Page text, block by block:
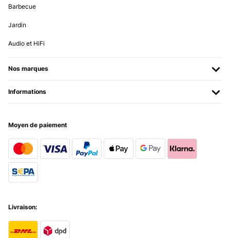
Barbecue
Jardin
Audio et HiFi
Nos marques
Informations
Moyen de paiement
Livraison: